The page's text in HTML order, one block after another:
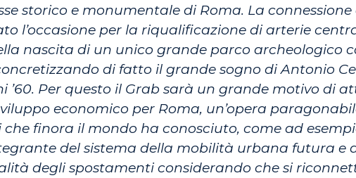
storico e monumentale di Roma. La
l’occasione per la riqualificazione di arterie
nascita di un unico grande parco archeologico
di fatto il grande sogno di Antonio
Per questo il Grab sarà un grande motivo di
economico per Roma, un’opera
finora il mondo ha conosciuto, come ad
del sistema della mobilità urbana futura e
degli spostamenti considerando che si